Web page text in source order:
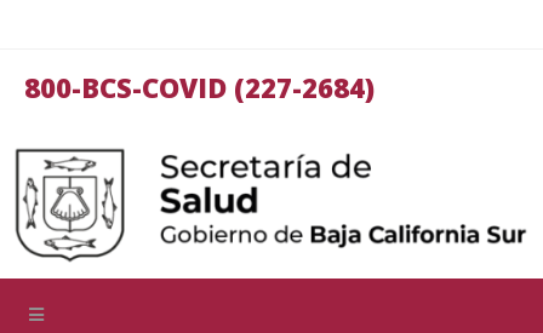
800-BCS-COVID (227-2684)